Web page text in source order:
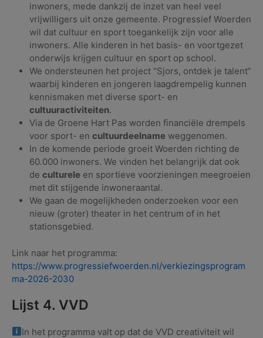
inwoners, mede dankzij de inzet van heel veel
vrijwilligers uit onze gemeente. Progressief Woerden
wil dat cultuur en sport toegankelijk zijn voor alle
inwoners. Alle kinderen in het basis- en voortgezet
onderwijs krijgen cultuur en sport op school.
We ondersteunen het project “Sjors, ontdek je talent”
waarbij kinderen en jongeren laagdrempelig kunnen
kennismaken met diverse sport- en
cultuuractiviteiten.
Via de Groene Hart Pas worden financiële drempels
voor sport- en cultuurdeelname weggenomen.
In de komende periode groeit Woerden richting de
60.000 inwoners. We vinden het belangrijk dat ook
de culturele en sportieve voorzieningen meegroeien
met dit stijgende inwoneraantal.
We gaan de mogelijkheden onderzoeken voor een
nieuw (groter) theater in het centrum of in het
stationsgebied.
Link naar het programma:
https://www.progressiefwoerden.nl/verkiezingsprogram
ma-2026-2030
Lijst 4. VVD
In het programma valt op dat de VVD creativiteit wil